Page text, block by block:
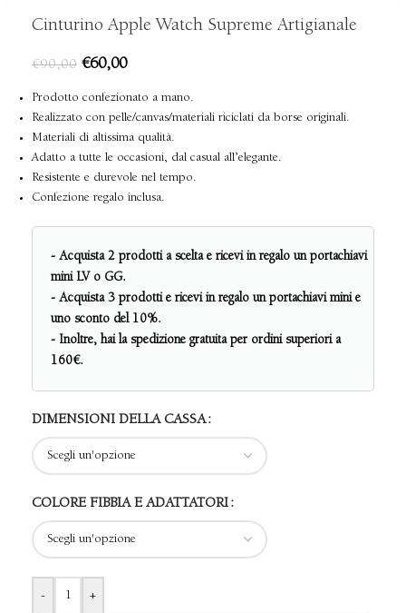
Cinturino Apple Watch Supreme Artigianale
€90,00 €60,00
Prodotto confezionato a mano.
Realizzato con pelle/canvas/materiali riciclati da borse originali.
Materiali di altissima qualità.
Adatto a tutte le occasioni, dal casual all’elegante.
Resistente e durevole nel tempo.
Confezione regalo inclusa.
- Acquista 2 prodotti a scelta e ricevi in regalo un portachiavi
mini LV o GG.
- Acquista 3 prodotti e ricevi in regalo un portachiavi mini e
uno sconto del 10%.
- Inoltre, hai la spedizione gratuita per ordini superiori a
160€.
DIMENSIONI DELLA CASSA
COLORE FIBBIA E ADATTATORI
- +